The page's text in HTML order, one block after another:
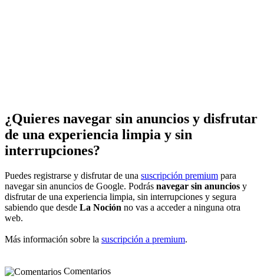
¿Quieres navegar sin anuncios y disfrutar
de una experiencia limpia y sin
interrupciones?
Puedes registrarse y disfrutar de una suscripción premium para
navegar sin anuncios de Google. Podrás navegar sin anuncios y
disfrutar de una experiencia limpia, sin interrupciones y segura
sabiendo que desde La Noción no vas a acceder a ninguna otra
web.
Más información sobre la suscripción a premium.
Comentarios